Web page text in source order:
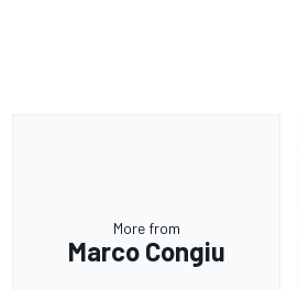
More from
Marco Congiu